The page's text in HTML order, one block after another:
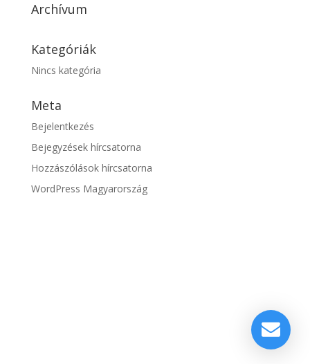
Archívum
Kategóriák
Nincs kategória
Meta
Bejelentkezés
Bejegyzések hírcsatorna
Hozzászólások hírcsatorna
WordPress Magyarország